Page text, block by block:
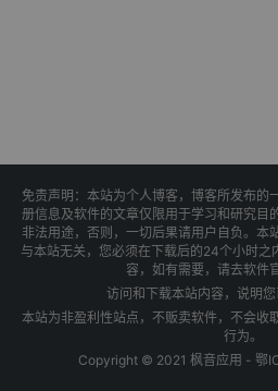
免责声明：本站为个人博客，博客所发布的
册信息及软件的文章仅限用于学习和研究目
非法用途，否则，一切后果请用户自负。本
与本站无关，您必须在下载后的24个小时之
容，如有需要，请去软件
访问和下载本站内容，说明您
本站为非盈利性站点，不贩卖软件，不会收
行为。
Copyright © 2021 枫音应用 - 鄂